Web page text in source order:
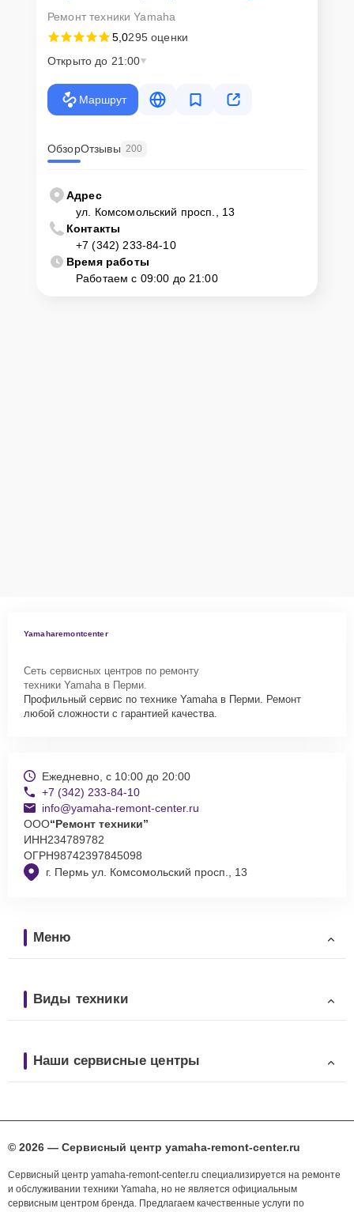
Ремонт техники Yamaha
5,0295 оценки
Открыто до 21:00
Маршрут
ОбзорОтзывы 200
Адрес
ул. Комсомольский просп., 13
Контакты
+7 (342) 233-84-10
Время работы
Работаем с 09:00 до 21:00
Yamaharemontcenter
Сеть сервисных центров по ремонту
техники Yamaha в Перми.
Профильный сервис по технике Yamaha в Перми. Ремонт
любой сложности с гарантией качества.
г. Пермь ул. Комсомольский просп., 13
Ежедневно, с 10:00 до 20:00
+7 (342) 233-84-10
info@yamaha-remont-center.ru
ООО“Ремонт техники”
ИНН234789782
ОГРН98742397845098
Меню
Виды техники
Наши сервисные центры
© 2026 — Сервисный центр yamaha-remont-center.ru
Сервисный центр yamaha-remont-center.ru специализируется на ремонте
и обслуживании техники Yamaha, но не является официальным
сервисным центром бренда. Предлагаем качественные услуги по